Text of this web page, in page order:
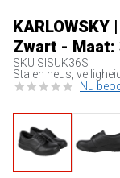
Zwart - Maat:
SKU SISUK36S
Stalen neus,
Nu